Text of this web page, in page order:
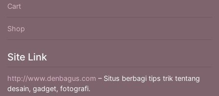
Cart
Shop
Site Link
http://www.denbagus.com – Situs berbagi tips trik tentang
desain, gadget, fotografi.